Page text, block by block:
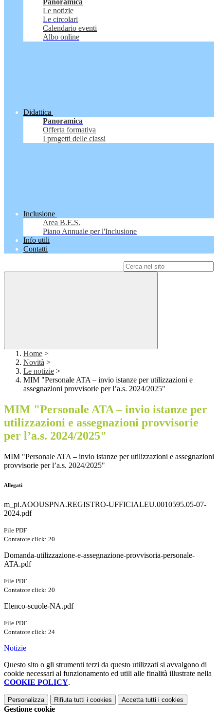
Panoramica
Le notizie
Le circolari
Calendario eventi
Albo online
Didattica
Panoramica
Offerta formativa
I progetti delle classi
Inclusione
Area B.E.S.
Piano Annuale per l'Inclusione
Info utili
Contatti
Home >
Novità >
Le notizie >
MIM "Personale ATA – invio istanze per utilizzazioni e
assegnazioni provvisorie per l’a.s. 2024/2025"
MIM "Personale ATA – invio istanze per
utilizzazioni e assegnazioni provvisorie
per l’a.s. 2024/2025"
MIM "Personale ATA – invio istanze per utilizzazioni e assegnazioni
provvisorie per l’a.s. 2024/2025"
Allegati
m_pi.AOOUSPNA.REGISTRO-UFFICIALEU.0010595.05-07-
2024.pdf
File PDF
Contatore click: 20
Domanda-utilizzazione-e-assegnazione-provvisoria-personale-
ATA.pdf
File PDF
Contatore click: 20
Elenco-scuole-NA.pdf
File PDF
Contatore click: 24
Notizie
Questo sito o gli strumenti terzi da questo utilizzati si avvalgono di
cookie necessari al funzionamento ed utili alle finalità illustrate nella
COOKIE POLICY.
Personalizza Rifiuta tutti i cookies Accetta tutti i cookies
Gestione cookie